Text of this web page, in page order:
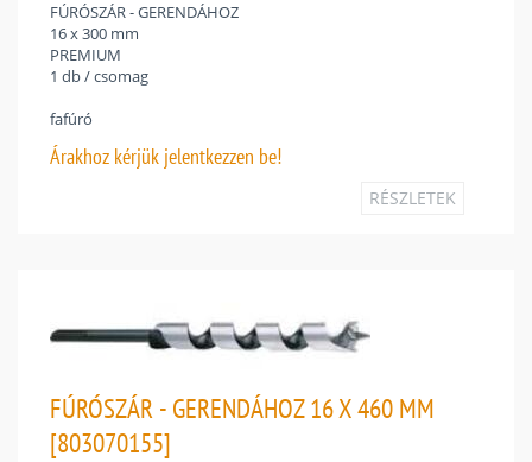
FÚRÓSZÁR - GERENDÁHOZ
16 x 300 mm
PREMIUM
1 db / csomag
fafúró
Árakhoz kérjük jelentkezzen be!
RÉSZLETEK
FÚRÓSZÁR - GERENDÁHOZ 16 X 460 MM
[803070155]